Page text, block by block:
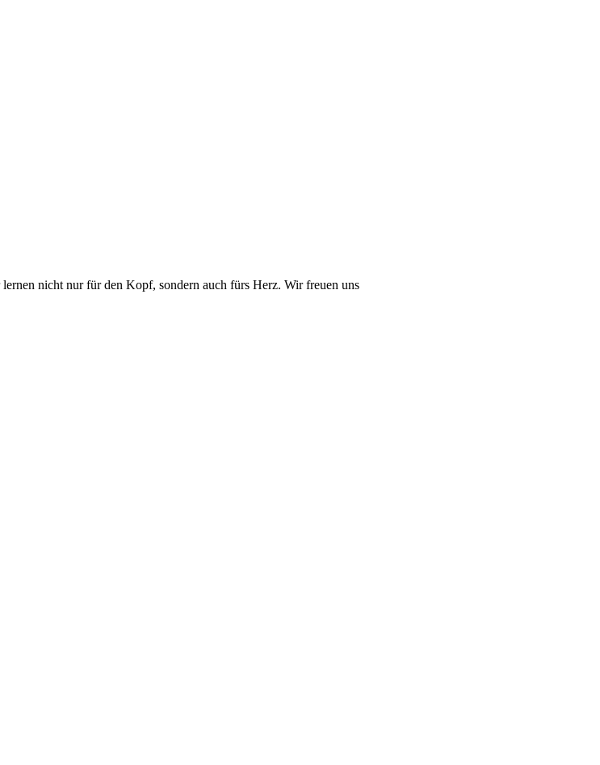
nicht nur für den Kopf, sondern auch fürs Herz. Wir freuen uns